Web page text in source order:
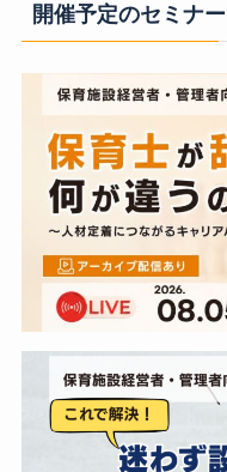
開催予定のセミナー